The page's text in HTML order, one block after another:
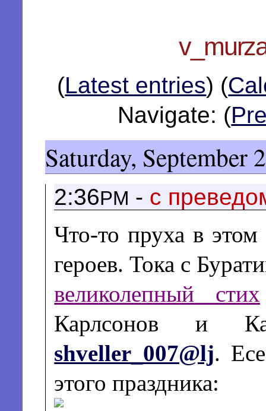
(Latest entries) (
Navigate: (
Saturday, September
2:36PM - с
Что-то пруха в этом
героев. Тока с
великолепный стих
Карлсонов и
shveller_007@lj.
этого праздника: